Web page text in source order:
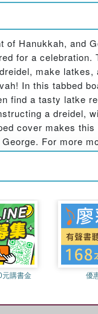
of Hanukkah, and
for a celebration.
make latkes,
In this tabbed
find a tasty latke
a dreidel,
cover makes
For more
元購書金 優